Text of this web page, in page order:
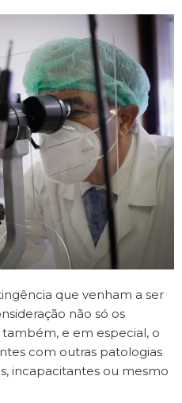
que venham a ser
não só os
e em especial, o
com outras patologias
incapacitantes ou mesmo